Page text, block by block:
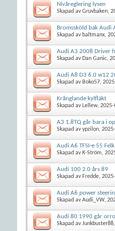
Nivåreglering lysen
Skapad avGruvbaken,
Bromssköld bak Audi
Skapad av baltmanx,
Audi A3 2008 Driver
Skapad av Dan Ganic,
Audi A8 D3 6.0 w12
Skapad av Boko57,
Krånglande kylfläkt
Skapad av Lellew,
A3 1.8TQ går bara i
Skapad avypzilon,
Audi A6 TFSI-e 55
Skapad av K-Ström,
Audi 100 2.0 års 89
Skapad av Fredde,
Audi A6 power
Skapad avAudi_VW,
Audi 80 1990 går
Skapad avJunkbuster88